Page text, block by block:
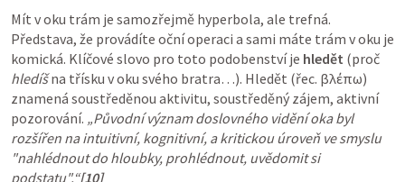
Mít v oku trám je samozřejmě hyperbola, ale trefná.
Představa, že provádíte oční operaci a sami máte trám v oku je
komická. Klíčové slovo pro toto podobenství je hledět
hledíš na třísku v oku svého bratra…). Hledět (řec. βλέπω)
znamená soustředěnou aktivitu, soustředěný zájem, aktivní
pozorování. „Původní význam doslovného vidění oka byl
rozšířen na intuitivní, kognitivní, a kritickou úroveň ve smyslu
"nahlédnout do hloubky, prohlédnout, uvědomit si
podstatu".“[10]